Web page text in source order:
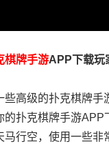
棋牌手游APP下载玩
些高级的扑克棋牌手
的扑克棋牌手游APP
马行空，使用一些非